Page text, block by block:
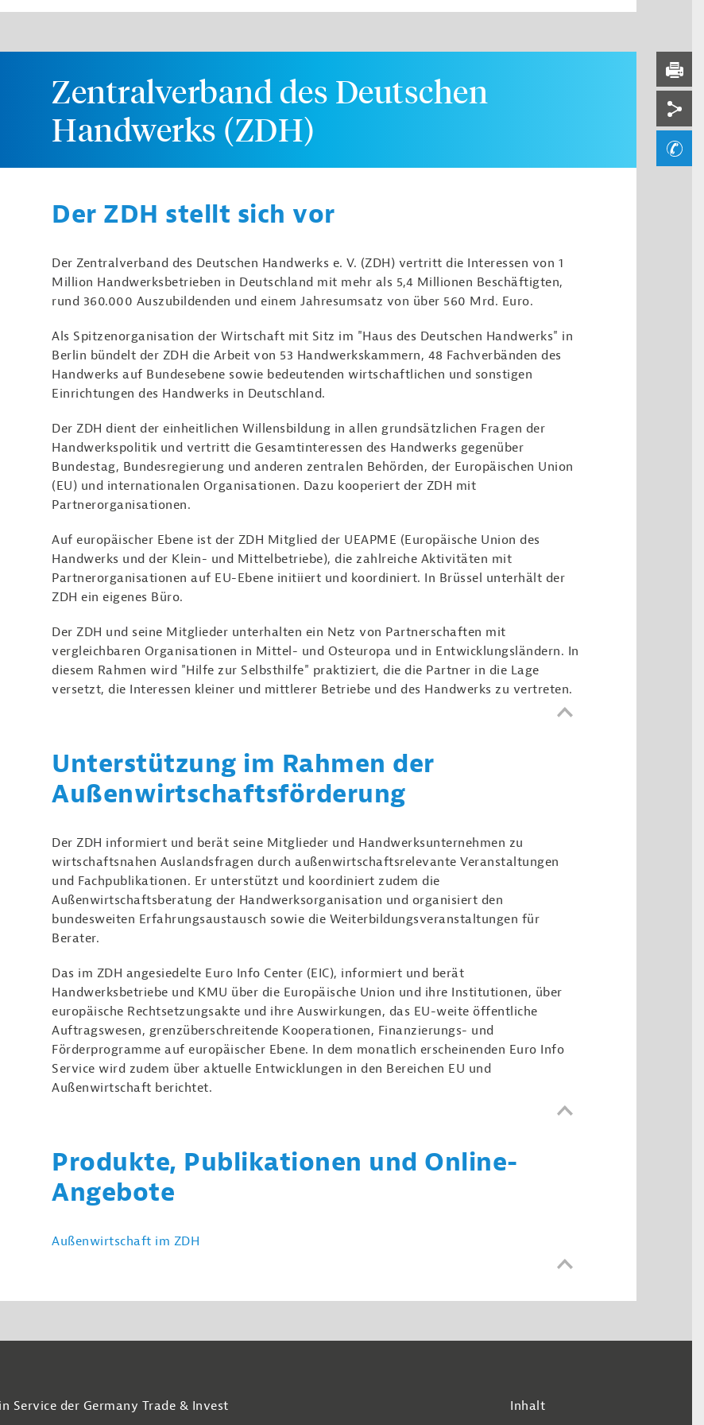
Zentralverband des Deutschen
Handwerks (ZDH)
Der ZDH stellt sich vor
Der Zentralverband des Deutschen Handwerks e. V. (ZDH) vertritt die Interessen von 1
Million Handwerksbetrieben in Deutschland mit mehr als 5,4 Millionen Beschäftigten,
rund 360.000 Auszubildenden und einem Jahresumsatz von über 560 Mrd. Euro.
Als Spitzenorganisation der Wirtschaft mit Sitz im "Haus des Deutschen Handwerks" in
Berlin bündelt der ZDH die Arbeit von 53 Handwerkskammern, 48 Fachverbänden des
Handwerks auf Bundesebene sowie bedeutenden wirtschaftlichen und sonstigen
Einrichtungen des Handwerks in Deutschland.
Der ZDH dient der einheitlichen Willensbildung in allen grundsätzlichen Fragen der
Handwerkspolitik und vertritt die Gesamtinteressen des Handwerks gegenüber
Bundestag, Bundesregierung und anderen zentralen Behörden, der Europäischen Union
(EU) und internationalen Organisationen. Dazu kooperiert der ZDH mit
Partnerorganisationen.
Auf europäischer Ebene ist der ZDH Mitglied der UEAPME (Europäische Union des
Handwerks und der Klein- und Mittelbetriebe), die zahlreiche Aktivitäten mit
Partnerorganisationen auf EU-Ebene initiiert und koordiniert. In Brüssel unterhält der
ZDH ein eigenes Büro.
Der ZDH und seine Mitglieder unterhalten ein Netz von Partnerschaften mit
vergleichbaren Organisationen in Mittel- und Osteuropa und in Entwicklungsländern. In
diesem Rahmen wird "Hilfe zur Selbsthilfe" praktiziert, die die Partner in die Lage
versetzt, die Interessen kleiner und mittlerer Betriebe und des Handwerks zu vertreten.
Unterstützung im Rahmen der
Außenwirtschaftsförderung
Der ZDH informiert und berät seine Mitglieder und Handwerksunternehmen zu
wirtschaftsnahen Auslandsfragen durch außenwirtschaftsrelevante Veranstaltungen
und Fachpublikationen. Er unterstützt und koordiniert zudem die
Außenwirtschaftsberatung der Handwerksorganisation und organisiert den
bundesweiten Erfahrungsaustausch sowie die Weiterbildungsveranstaltungen für
Berater.
Das im ZDH angesiedelte Euro Info Center (EIC), informiert und berät
Handwerksbetriebe und KMU über die Europäische Union und ihre Institutionen, über
europäische Rechtsetzungsakte und ihre Auswirkungen, das EU-weite öffentliche
Auftragswesen, grenzüberschreitende Kooperationen, Finanzierungs- und
Förderprogramme auf europäischer Ebene. In dem monatlich erscheinenden Euro Info
Service wird zudem über aktuelle Entwicklungen in den Bereichen EU und
Außenwirtschaft berichtet.
Produkte, Publikationen und Online-
Angebote
Außenwirtschaft im ZDH
Service der Germany Trade & Invest Inhalt